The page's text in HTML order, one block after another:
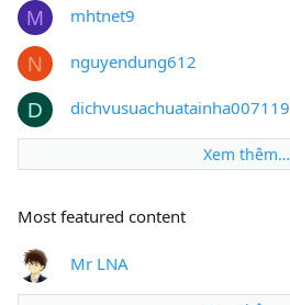
M mhtnet9
N nguyendung612
D dichvusuachuatainha007119
Xem thêm…
Most featured content
Mr LNA